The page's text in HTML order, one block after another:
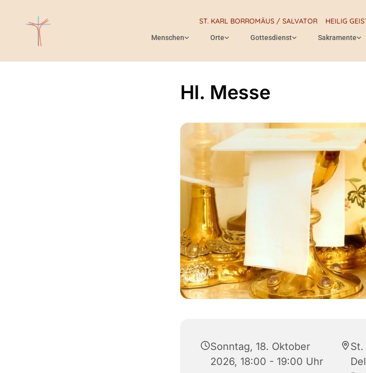
ST. KARL BORROMÄUS / SALVATOR HEILIG
Menschen Orte Gottesdienst Sakramente
Hl. Messe
Sonntag, 18. Oktober
2026, 18:00 - 19:00 Uhr